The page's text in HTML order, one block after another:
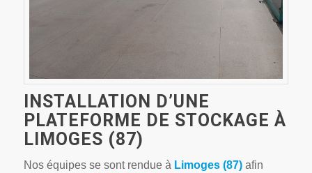
INSTALLATION D’UNE
PLATEFORME DE STOCKAGE À
LIMOGES (87)
Nos équipes se sont rendue à Limoges (87)afin